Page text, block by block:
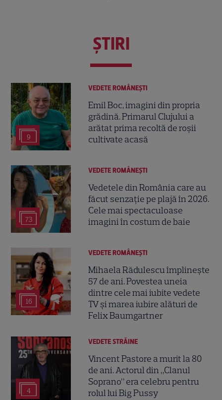
ŞTIRI
9
VEDETE ROMÂNEŞTI
Emil Boc, imagini din propria
grădină. Primarul Clujului a
arătat prima recoltă de roșii
cultivate acasă
73
VEDETE ROMÂNEŞTI
Vedetele din România care au
făcut senzație pe plajă în 2026.
Cele mai spectaculoase
imagini în costum de baie
16
VEDETE ROMÂNEŞTI
Mihaela Rădulescu împlinește
57 de ani. Povestea uneia
dintre cele mai iubite vedete
TV și marea iubire alături de
Felix Baumgartner
4
VEDETE STRĂINE
Vincent Pastore a murit la 80
de ani. Actorul din „Clanul
Soprano” era celebru pentru
rolul lui Big Pussy